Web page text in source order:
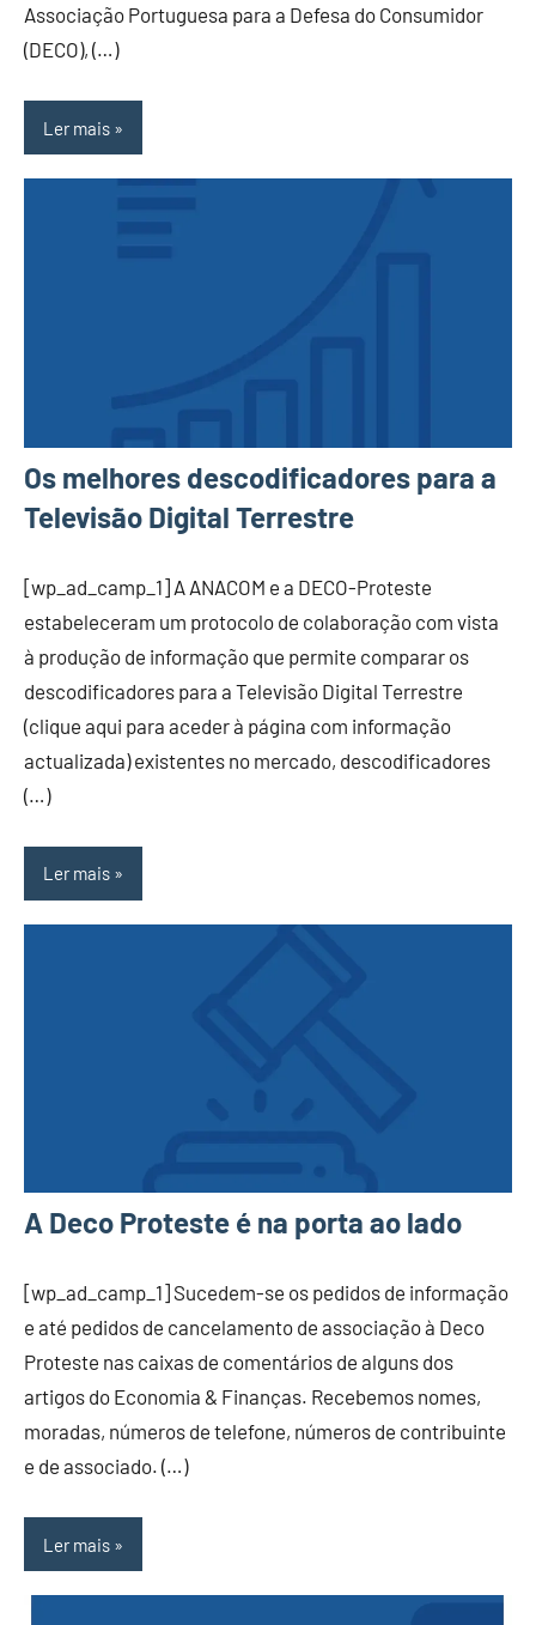
Associação Portuguesa para a Defesa do Consumidor
(DECO), (…)
Ler mais
Os melhores descodificadores para a
Televisão Digital Terrestre
[wp_ad_camp_1] A ANACOM e a DECO-Proteste
estabeleceram um protocolo de colaboração com vista
à produção de informação que permite comparar os
descodificadores para a Televisão Digital Terrestre
(clique aqui para aceder à página com informação
actualizada) existentes no mercado, descodificadores
(…)
Ler mais
A Deco Proteste é na porta ao lado
[wp_ad_camp_1] Sucedem-se os pedidos de informação
e até pedidos de cancelamento de associação à Deco
Proteste nas caixas de comentários de alguns dos
artigos do Economia & Finanças. Recebemos nomes,
moradas, números de telefone, números de contribuinte
e de associado. (…)
Ler mais